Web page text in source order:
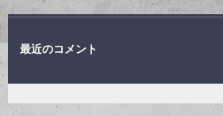
最近のコメント